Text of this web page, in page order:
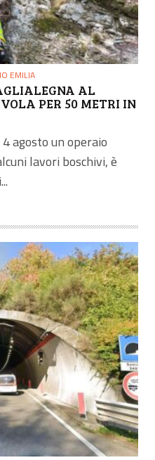
EMILIA
AL
PER 50 METRI IN
agosto un operaio
lavori boschivi, è